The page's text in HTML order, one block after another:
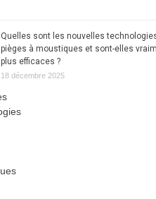
Quelles sont les nouvelles
pièges à moustiques et sont-elles
plus efficaces ?
18 décembre 2025